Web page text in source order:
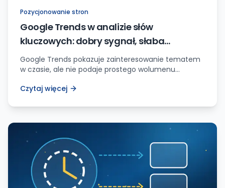
Pozycjonowanie stron
Google Trends w analizie słów
kluczowych: dobry sygnał, słaba
wyrocznia
Google Trends pokazuje zainteresowanie tematem
w czasie, ale nie podaje prostego wolumenu
języka i kierunku tematu.
Czytaj więcej